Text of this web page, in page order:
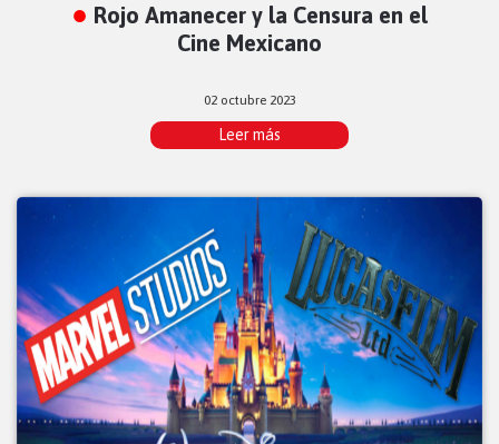
Rojo Amanecer y la Censura en el
Cine Mexicano
02 octubre 2023
Leer más